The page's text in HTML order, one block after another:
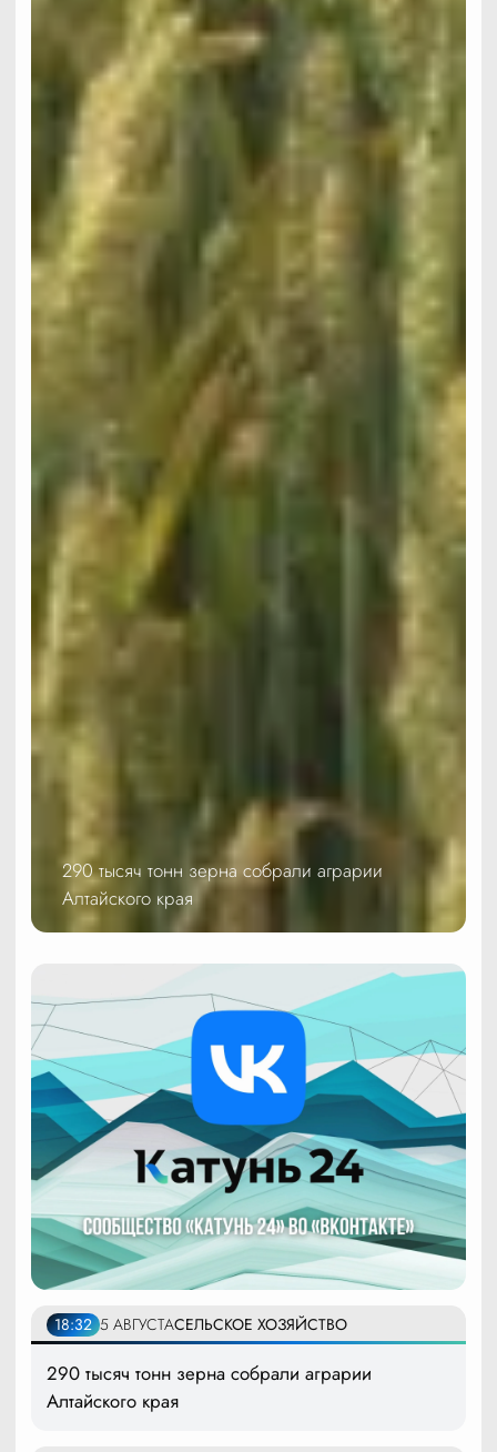
290 тысяч тонн зерна собрали аграрии
Алтайского края
18:32 5 АВГУСТАСЕЛЬСКОЕ ХОЗЯЙСТВО
290 тысяч тонн зерна собрали аграрии
Алтайского края